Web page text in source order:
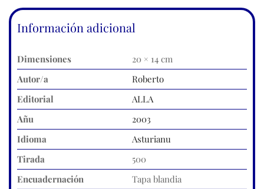
Información adicional
Dimensiones
20 × 14 cm
Autor/a
Roberto
Editorial
ALLA
Añu
2003
Idioma
Asturianu
Tirada
500
Encuadernación
Tapa blandia